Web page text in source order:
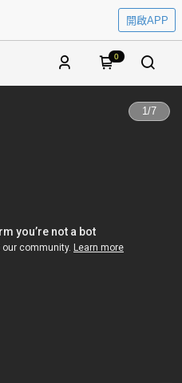
開啟APP
0
1/7